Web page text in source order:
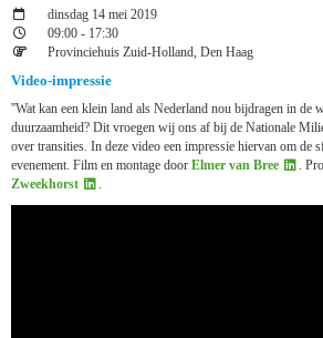
dinsdag 14 mei 2019
09:00 - 17:30
Provinciehuis Zuid-Holland, Den Haag
Video-impressie
''Wat kan een klein land als Nederland nou bijdragen in de
duurzaamheid? Dit vroegen wij ons af bij de Nationale
over transities. In deze video een impressie hiervan om de
evenement. Film en montage door Elmer van Bree .
Zweekhorst
.